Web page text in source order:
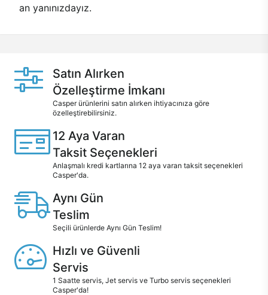
an yanınızdayız.
Satın Alırken
Özelleştirme İmkanı
Casper ürünlerini satın alırken ihtiyacınıza göre
özelleştirebilirsiniz.
12 Aya Varan
Taksit Seçenekleri
Anlaşmalı kredi kartlarına 12 aya varan taksit seçenekleri
Casper'da.
Aynı Gün
Teslim
Seçili ürünlerde Aynı Gün Teslim!
Hızlı ve Güvenli
Servis
1 Saatte servis, Jet servis ve Turbo servis seçenekleri
Casper'da!